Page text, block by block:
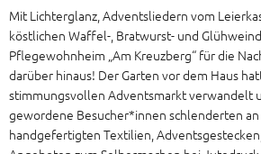
Mit Lichterglanz, Adventsliedern vom
köstlichen Waffel-, Bratwurst- und
Pflegewohnheim „Am Kreuzberg“ für die
darüber hinaus! Der Garten vor dem Haus
stimmungsvollen Adventsmarkt verwandelt
gewordene Besucher*innen schlenderten
handgefertigten Textilien,